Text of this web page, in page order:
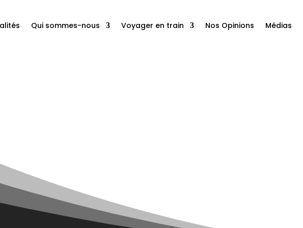
Qui sommes-nous Voyager en train Nos Opinions Médias